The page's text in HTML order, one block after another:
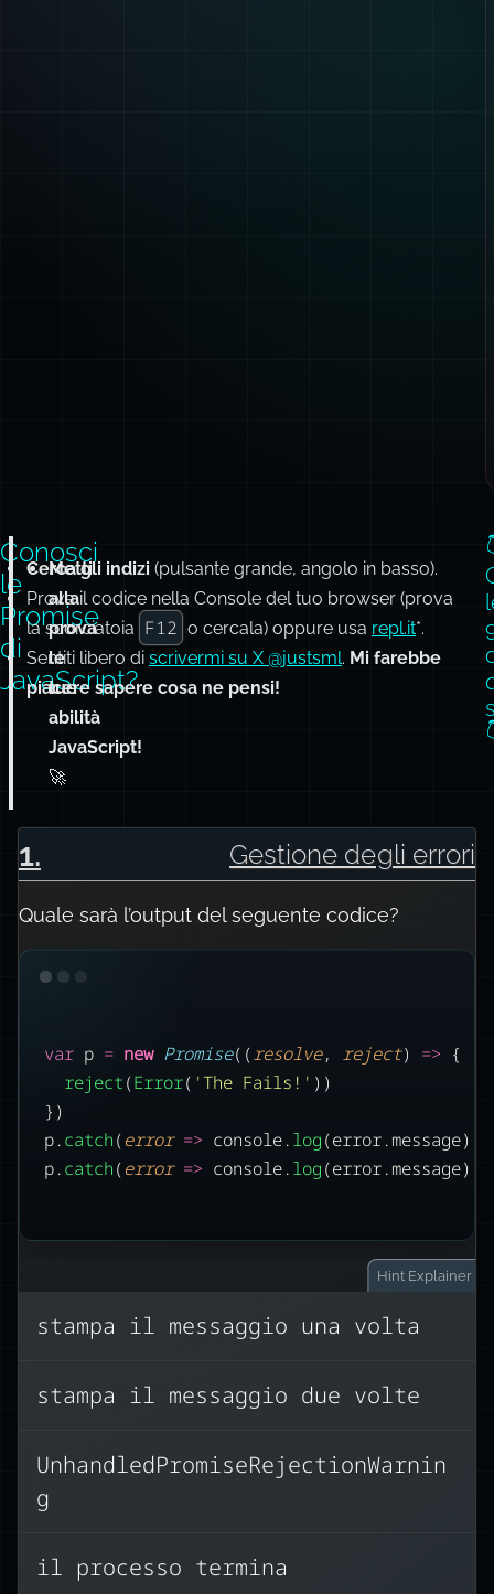
Conosci
le
Promise
di
JavaScript?
Metti
alla
prova
le
tue
abilità
JavaScript!
🚀
Cerca gli indizi (pulsante grande, angolo in basso).
Prova il codice nella Console del tuo browser (prova
la scorciatoia F12 o cercala) oppure usa repl.it*.
Sentiti libero di scrivermi su X @justsml. Mi farebbe
piacere sapere cosa ne pensi!
1. Gestione degli errori
Quale sarà l’output del seguente codice?
var p = new Promise((resolve, reject) => {
reject(Error( 'The Fails! ' ))
})
p.catch( error => console.log(error.message))
p.catch( error => console.log(error.message))
Hint Explainer
stampa il messaggio una volta
stampa il messaggio due volte
UnhandledPromiseRejectionWarnin
g
il processo termina
costruttore, attivando
callback
reject
.
del DOM o
.on(event,